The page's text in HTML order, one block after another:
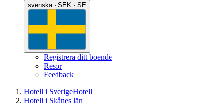
svenska · SEK · SE
Registrera ditt boende
Resor
Feedback
Hotell i SverigeHotell
Hotell i Skånes län